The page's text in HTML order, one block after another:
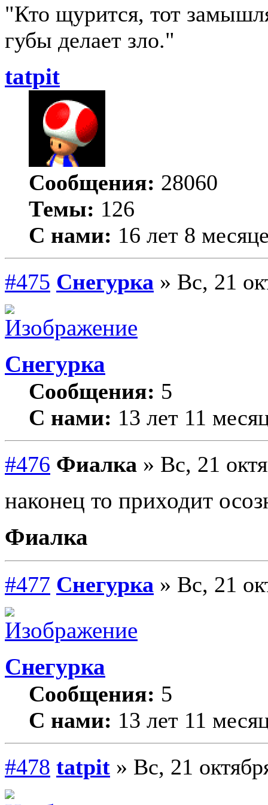
"Кто щурится, тот
губы делает зло."
tatpit
Сообщения: 28060
Темы: 126
С нами: 16 лет 8
#475 Снегурка » Вс, 21
Снегурка
Сообщения: 5
С нами: 13 лет 11
#476 Фиалка » Вс, 21
наконец то приходит
Фиалка
#477 Снегурка » Вс, 21
Снегурка
Сообщения: 5
С нами: 13 лет 11
#478 tatpit » Вс, 21